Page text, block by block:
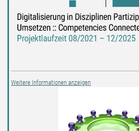
Weitere Informationen anzeigen